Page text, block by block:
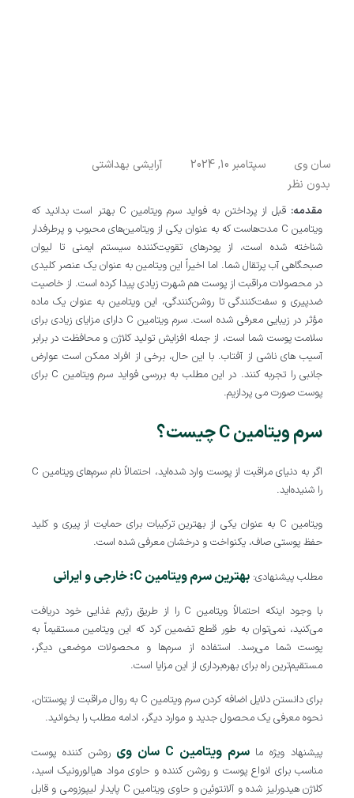
سان وی سپتامبر 10, 2024
آرایشی بهداشتی
بدون نظر
مقدمه:
قبل از پرداختن به فواید سرم ویتامین C بهتر است بدانید که
ویتامین C مدت‌هاست که به عنوان یکی از ویتامین‌های محبوب و پرطرفدار
شناخته شده است، از پودرهای تقویت‌کننده سیستم ایمنی تا لیوان
صبحگاهی آب پرتقال شما. اما اخیراً این ویتامین به عنوان یک عنصر کلیدی
در محصولات مراقبت از پوست هم شهرت زیادی پیدا کرده است. از خاصیت
ضدپیری و سفت‌کنندگی تا روشن‌کنندگی، این ویتامین به عنوان یک ماده
مؤثر در زیبایی معرفی شده است. سرم ویتامین C دارای مزایای زیادی برای
سلامت پوست شما است، از جمله افزایش تولید کلاژن و محافظت در برابر
آسیب‌ های ناشی از آفتاب. با این حال، برخی از افراد ممکن است عوارض
جانبی را تجربه کنند. در این مطلب به بررسی فواید سرم ویتامین C برای
پوست صورت می پردازیم.
سرم ویتامین C چیست؟
اگر به دنیای مراقبت از پوست وارد شده‌اید، احتمالاً نام سرم‌های ویتامین C
را شنیده‌اید.
ویتامین C به عنوان یکی از بهترین ترکیبات برای حمایت از پیری و کلید
حفظ پوستی صاف، یکنواخت و درخشان معرفی شده است.
مطلب پیشنهادی: بهترین سرم ویتامین C: خارجی و ایرانی
با وجود اینکه احتمالاً ویتامین C را از طریق رژیم غذایی خود دریافت
می‌کنید، نمی‌توان به طور قطع تضمین کرد که این ویتامین مستقیماً به
پوست شما می‌رسد. استفاده از سرم‌ها و محصولات موضعی دیگر،
مستقیم‌ترین راه برای بهره‌برداری از این مزایا است.
برای دانستن دلایل اضافه کردن سرم ویتامین C به روال مراقبت از پوستتان،
نحوه معرفی یک محصول جدید و موارد دیگر، ادامه مطلب را بخوانید.
پیشنهاد ویژه ماسرم ویتامین C سان وی
روشن کننده پوست
مناسب برای انواع پوست و روشن کننده و حاوی مواد هیالورونیک اسید،
کلاژن هیدورلیز شده و آلانتوئین و حاوی ویتامین C پایدار لیپوزومی و قابل